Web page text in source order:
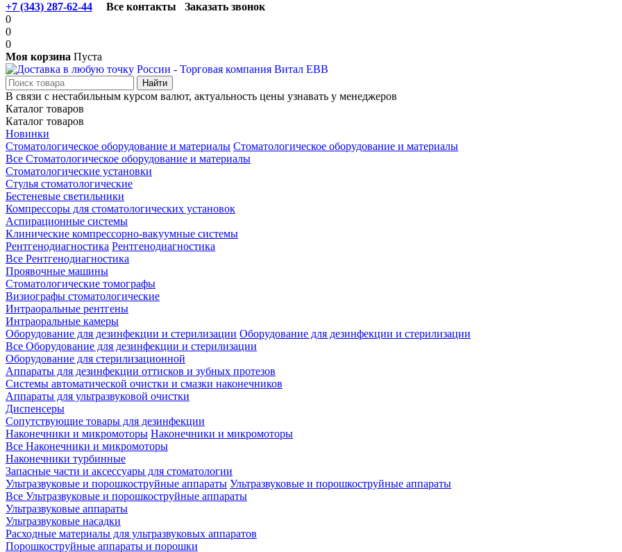
+7 (343) 287-62-44 Все контакты
Заказать звонок
0
0
0
Моя корзина Пуста
В связи с нестабильным курсом валют, актуальность цены узнавать у менеджеров
Каталог товаров
Каталог товаров
Новинки
Стоматологическое оборудование и материалы Стоматологическое оборудование и материалы
Все Стоматологическое оборудование и материалы
Стоматологические установки
Стулья стоматологические
Бестеневые светильники
Компрессоры для стоматологических установок
Аспирационные системы
Клинические компрессорно-вакуумные системы
Рентгенодиагностика Рентгенодиагностика
Все Рентгенодиагностика
Проявочные машины
Стоматологические томографы
Визиографы стоматологические
Интраоральные рентгены
Интраоральные камеры
Оборудование для дезинфекции и стерилизации Оборудование для дезинфекции и стерилизации
Все Оборудование для дезинфекции и стерилизации
Оборудование для стерилизационной
Аппараты для дезинфекции оттисков и зубных протезов
Системы автоматической очистки и смазки наконечников
Аппараты для ультразвуковой очистки
Диспенсеры
Сопутствующие товары для дезинфекции
Наконечники и микромоторы Наконечники и микромоторы
Все Наконечники и микромоторы
Наконечники турбинные
Запасные части и аксессуары для стоматологии
Ультразвуковые и порошкоструйные аппараты Ультразвуковые и порошкоструйные аппараты
Все Ультразвуковые и порошкоструйные аппараты
Ультразвуковые аппараты
Ультразвуковые насадки
Расходные материалы для ультразвуковых аппаратов
Порошкоструйные аппараты и порошки